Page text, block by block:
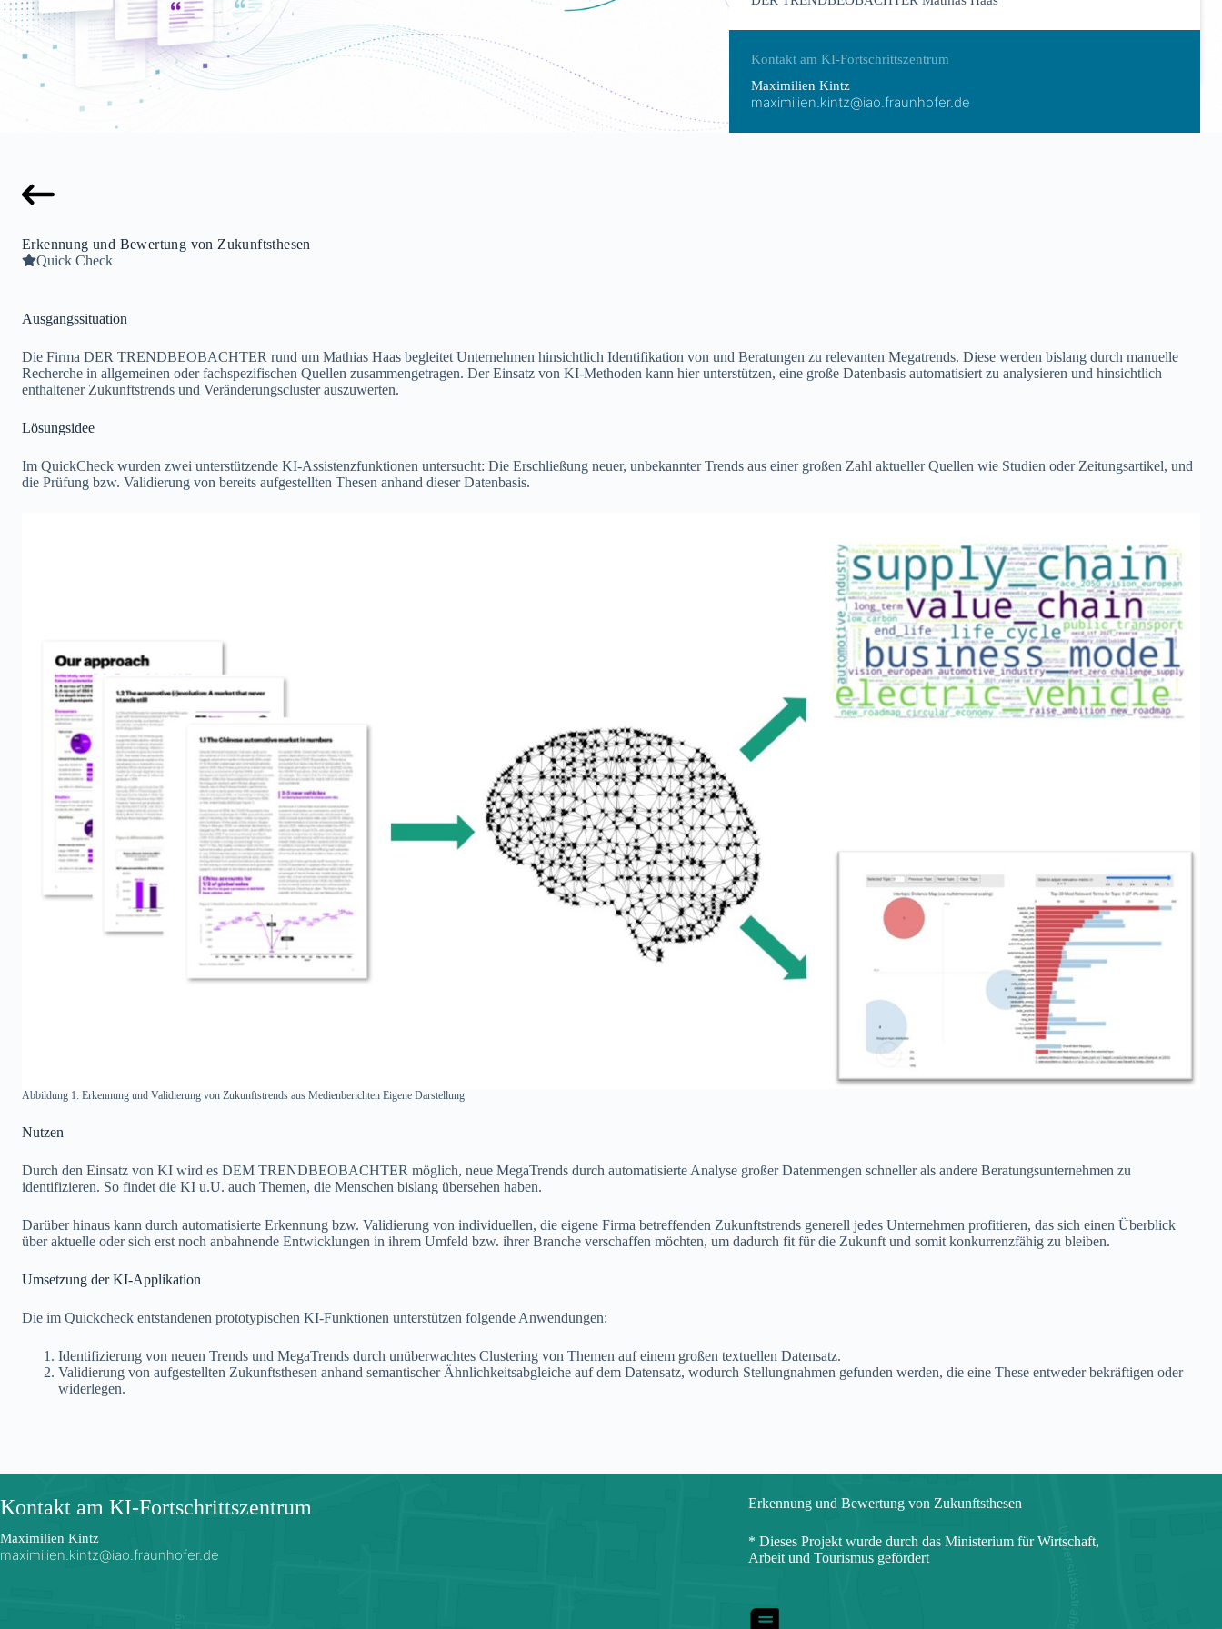
Kontakt am KI-Fortschrittszentrum
Maximilien Kintz
maximilien.kintz@iao.fraunhofer.de
Erkennung und Bewertung von Zukunftsthesen
Quick Check
Ausgangssituation
Die Firma DER TRENDBEOBACHTER rund um Mathias Haas begleitet Unternehmen hinsichtlich Identifikation von und Beratungen zu relevanten Megatrends. Diese werden bislang durch manuelle
Recherche in allgemeinen oder fachspezifischen Quellen zusammengetragen. Der Einsatz von KI-Methoden kann hier unterstützen, eine große Datenbasis automatisiert zu analysieren und hinsichtlich
enthaltener Zukunftstrends und Veränderungscluster auszuwerten.
Lösungsidee
Im QuickCheck wurden zwei unterstützende KI-Assistenzfunktionen untersucht: Die Erschließung neuer, unbekannter Trends aus einer großen Zahl aktueller Quellen wie Studien oder Zeitungsartikel, und
die Prüfung bzw. Validierung von bereits aufgestellten Thesen anhand dieser Datenbasis.
Abbildung 1: Erkennung und Validierung von Zukunftstrends aus Medienberichten Eigene Darstellung
Nutzen
Durch den Einsatz von KI wird es DEM TRENDBEOBACHTER möglich, neue MegaTrends durch automatisierte Analyse großer Datenmengen schneller als andere Beratungsunternehmen zu
identifizieren. So findet die KI u.U. auch Themen, die Menschen bislang übersehen haben.
Darüber hinaus kann durch automatisierte Erkennung bzw. Validierung von individuellen, die eigene Firma betreffenden Zukunftstrends generell jedes Unternehmen profitieren, das sich einen Überblick
über aktuelle oder sich erst noch anbahnende Entwicklungen in ihrem Umfeld bzw. ihrer Branche verschaffen möchten, um dadurch fit für die Zukunft und somit konkurrenzfähig zu bleiben.
Umsetzung der KI-Applikation
Die im Quickcheck entstandenen prototypischen KI-Funktionen unterstützen folgende Anwendungen:
Identifizierung von neuen Trends und MegaTrends durch unüberwachtes Clustering von Themen auf einem großen textuellen Datensatz.
Validierung von aufgestellten Zukunftsthesen anhand semantischer Ähnlichkeitsabgleiche auf dem Datensatz, wodurch Stellungnahmen gefunden werden, die eine These entweder bekräftigen oder
widerlegen.
Kontakt am KI-Fortschrittszentrum
Maximilien Kintz
maximilien.kintz@iao.fraunhofer.de
Erkennung und Bewertung von Zukunftsthesen
* Dieses Projekt wurde durch das Ministerium für Wirtschaft,
Arbeit und Tourismus gefördert